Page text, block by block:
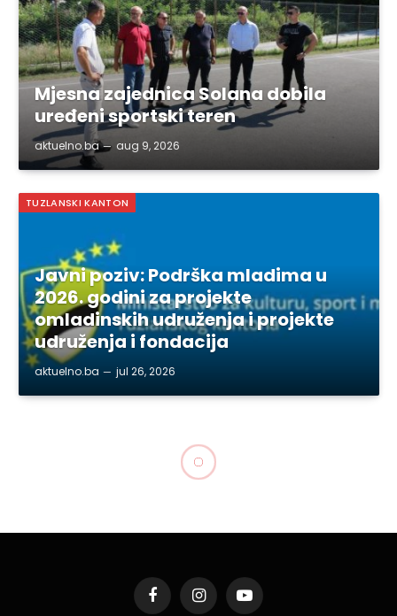
Mjesna zajednica Solana dobila
uređeni sportski teren
aktuelno.ba aug 9, 2026
TUZLANSKI KANTON
Javni poziv: Podrška mladima u
2026. godini za projekte
omladinskih udruženja i projekte
udruženja i fondacija
aktuelno.ba jul 26, 2026
FacebookInstagramYouTube